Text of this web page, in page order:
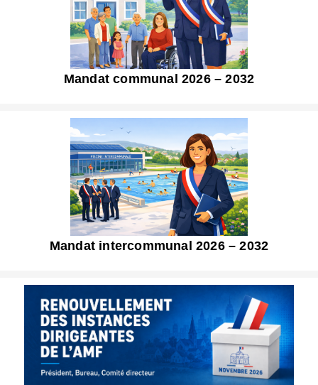
Mandat communal 2026 – 2032
Mandat intercommunal 2026 – 2032